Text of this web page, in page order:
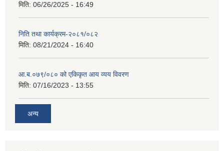
मिति: 06/26/2025 - 16:49
निति तथा कार्यक्रम-२०८१/०८२
मिति: 08/21/2024 - 16:40
आ.ब.०७९/०८० को एकिकृत आय व्यय विवरण
मिति: 07/16/2023 - 13:55
अन्य